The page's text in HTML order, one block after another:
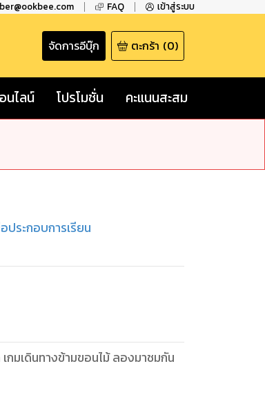
FAQ เข้าสู่ระบบ
จัดการอีบุ๊ก ตะกร้า (0)
นไลน์ โปรโมชั่น คะแนนสะสม
ประกอบการเรียน
กมเดินทางข้ามขอนไม้ ลองมาชมกัน